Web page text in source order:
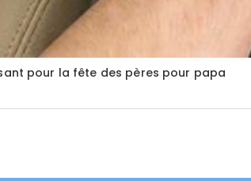
pour la fête des pères pour papa